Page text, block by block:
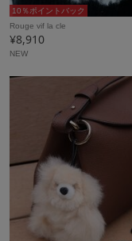
10％ポイントバック
Rouge vif la cle
¥8,910
NEW